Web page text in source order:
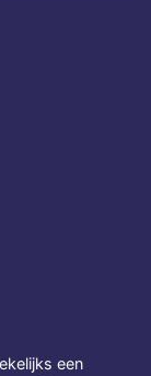
een